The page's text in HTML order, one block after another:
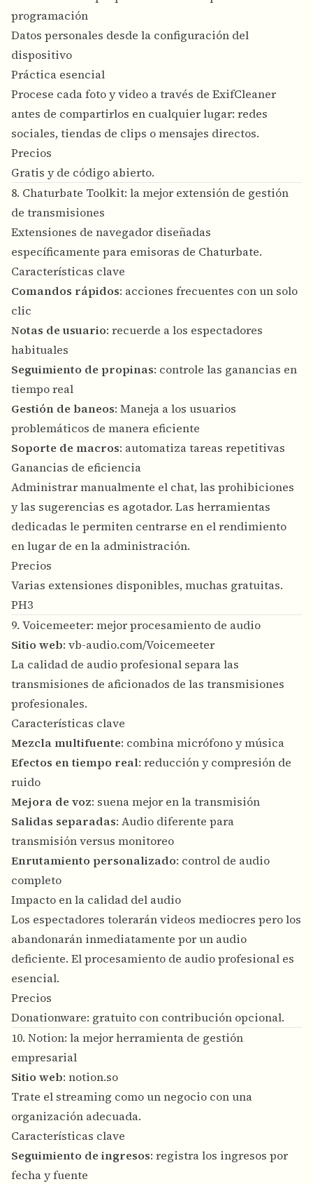
programación
Datos personales desde la configuración del
dispositivo
Práctica esencial
Procese cada foto y video a través de ExifCleaner
antes de compartirlos en cualquier lugar: redes
sociales, tiendas de clips o mensajes directos.
Precios
Gratis y de código abierto.
8. Chaturbate Toolkit: la mejor extensión de gestión
de transmisiones
Extensiones de navegador diseñadas
específicamente para emisoras de Chaturbate.
Características clave
Comandos rápidos: acciones frecuentes con un solo
clic
Notas de usuario: recuerde a los espectadores
habituales
Seguimiento de propinas: controle las ganancias en
tiempo real
Gestión de baneos: Maneja a los usuarios
problemáticos de manera eficiente
Soporte de macros: automatiza tareas repetitivas
Ganancias de eficiencia
Administrar manualmente el chat, las prohibiciones
y las sugerencias es agotador. Las herramientas
dedicadas le permiten centrarse en el rendimiento
en lugar de en la administración.
Precios
Varias extensiones disponibles, muchas gratuitas.
PH3
9. Voicemeeter: mejor procesamiento de audio
Sitio web: vb-audio.com/Voicemeeter
La calidad de audio profesional separa las
transmisiones de aficionados de las transmisiones
profesionales.
Características clave
Mezcla multifuente: combina micrófono y música
Efectos en tiempo real: reducción y compresión de
ruido
Mejora de voz: suena mejor en la transmisión
Salidas separadas: Audio diferente para
transmisión versus monitoreo
Enrutamiento personalizado: control de audio
completo
Impacto en la calidad del audio
Los espectadores tolerarán videos mediocres pero los
abandonarán inmediatamente por un audio
deficiente. El procesamiento de audio profesional es
esencial.
Precios
Donationware: gratuito con contribución opcional.
10. Notion: la mejor herramienta de gestión
empresarial
Sitio web: notion.so
Trate el streaming como un negocio con una
organización adecuada.
Características clave
Seguimiento de ingresos: registra los ingresos por
fecha y fuente